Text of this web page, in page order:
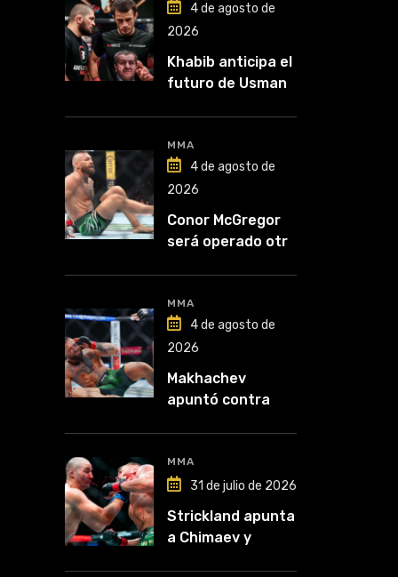
4 de agosto de
2026
Khabib anticipa el
futuro de Usman
liga competirá”
MMA
4 de agosto de
2026
Conor McGregor
será operado otra
cinco”
MMA
4 de agosto de
2026
Makhachev
apuntó contra
lo perdió todo”
MMA
31 de julio de 2026
Strickland apunta
a Chimaev y